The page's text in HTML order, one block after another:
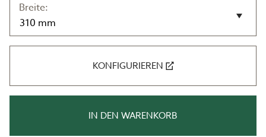
Breite:
KONFIGURIEREN
IN DEN WARENKORB